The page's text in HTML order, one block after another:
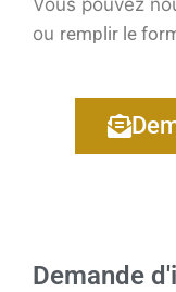
ou remplir le
Demande